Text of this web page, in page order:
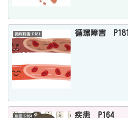
循環障害 P181 循環障害 P181
疾患 P164 疾患 P164